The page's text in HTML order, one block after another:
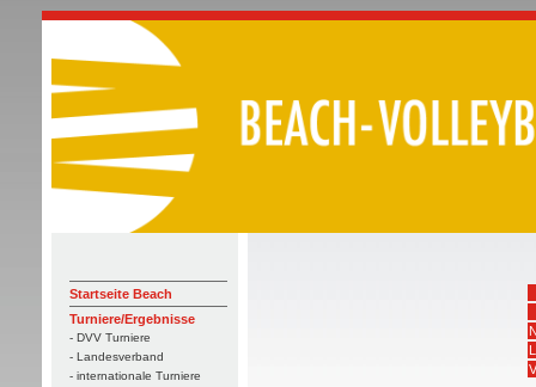
Startseite Beach
Turniere/Ergebnisse
- DVV Turniere
- Landesverband
- internationale Turniere